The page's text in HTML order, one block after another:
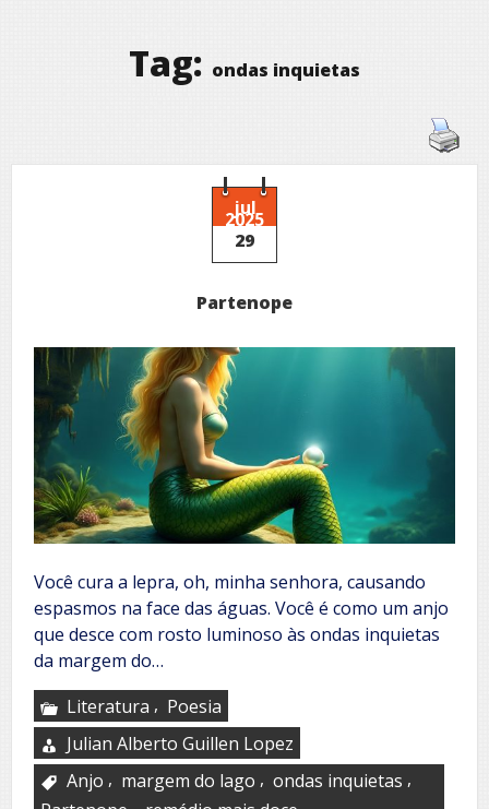
Tag: ondas inquietas
jul
2025
29
Partenope
Você cura a lepra, oh, minha senhora, causando
espasmos na face das águas. Você é como um anjo
que desce com rosto luminoso às ondas inquietas
da margem do…
Literatura , Poesia
Julian Alberto Guillen Lopez
Anjo , margem do lago , ondas inquietas ,